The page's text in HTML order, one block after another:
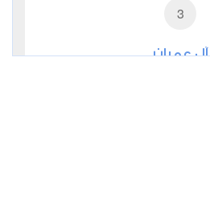
3
آل عمران